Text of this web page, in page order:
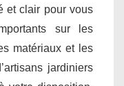
et clair pour vous
sur les
matériaux et les
jardiniers